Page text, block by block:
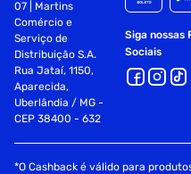
07 | Martins
Comércio e
Serviço de
Distribuição S.A.
Rua Jataí, 1150,
Aparecida,
Uberlândia / MG -
CEP 38400 - 632
Siga nossas
Sociais
*O Cashback é válido para